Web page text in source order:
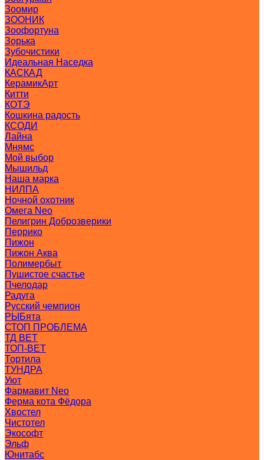
Зоомир
ЗООНИК
Зоофортуна
Зорька
Зубочистики
Идеальная Наседка
КАСКАД
КерамикАрт
Китти
КОТЭ
Кошкина радость
КСОДИ
Лайна
Мнямс
Мой выбор
Мышильд
Наша марка
НИЛПА
Ночной охотник
Омега Neo
Пелигрин Доброзверики
Перрико
Пижон
Пижон Аква
Полимербыт
Пушистое счастье
Пчелодар
Радуга
Русский чемпион
РЫБята
СТОП ПРОБЛЕМА
ТД ВЕТ
ТОП-ВЕТ
Тортила
ТУНДРА
Уют
Фармавит Neo
Ферма кота Фёдора
Хвостел
Чистотел
Экософт
Эльф
Юнитабс